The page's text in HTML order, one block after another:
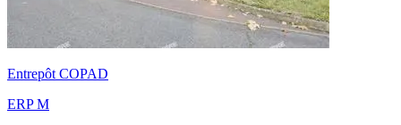
Entrepôt COPAD
ERP M